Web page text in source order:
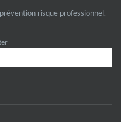
risque professionnel.